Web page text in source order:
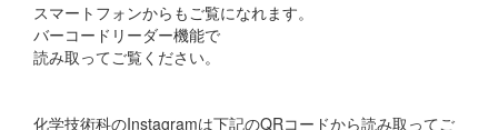
スマートフォンからもご覧になれます。
バーコードリーダー機能で
読み取ってご覧ください。
化学技術科のInstagramは下記のQRコードから読み取ってご